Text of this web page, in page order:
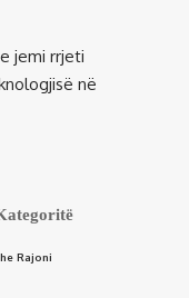
jemi rrjeti
në
Rajoni